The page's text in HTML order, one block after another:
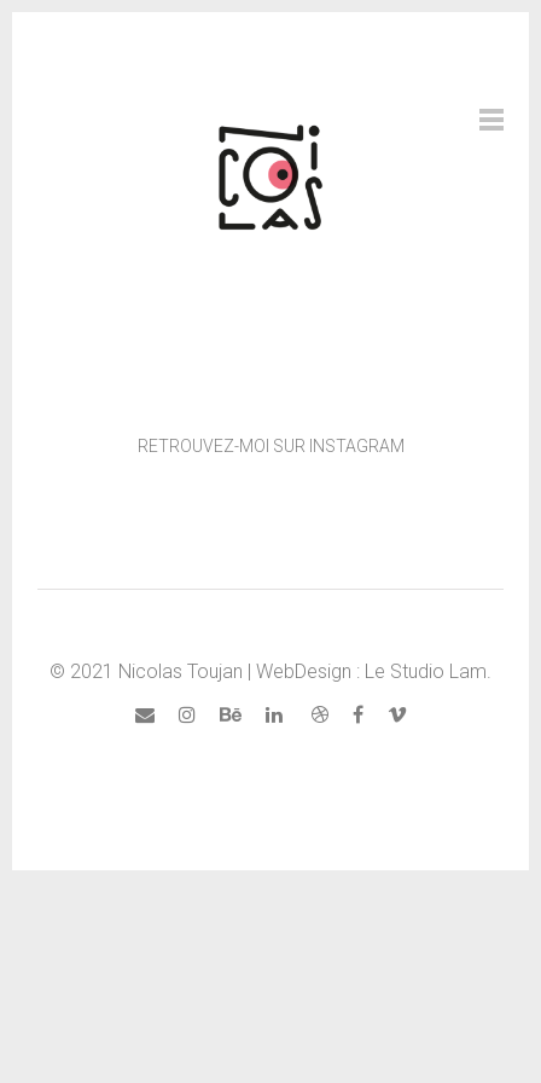
RETROUVEZ-MOI SUR INSTAGRAM
© 2021 Nicolas Toujan | WebDesign : Le Studio Lam.